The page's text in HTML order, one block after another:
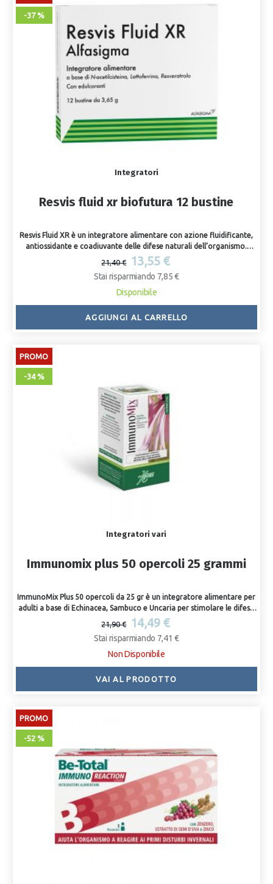
-37 %
Integratori
Resvis fluid xr biofutura 12 bustine
Resvis Fluid XR è un integratore alimentare con azione fluidificante,
antiossidante e coadiuvante delle difese naturali dell’organismo.
Indicato nei pazienti adulti con affezioni croniche e acute a carico
dell’apparato respiratorio con aumentata secrezione del muco
bronchiale.
21,40 € 13,55 €
Stai risparmiando 7,85 €
Disponibile
AGGIUNGI AL CARRELLO
PROMO
-34 %
Integratori vari
Immunomix plus 50 opercoli 25 grammi
ImmunoMix Plus 50 opercoli da 25 gr è un integratore alimentare per
adulti a base di Echinacea, Sambuco e Uncaria per stimolare le difese
immunitarie dell'organismo. Senza glutine.
21,90 € 14,49 €
Stai risparmiando 7,41 €
Non Disponibile
VAI AL PRODOTTO
PROMO
-52 %